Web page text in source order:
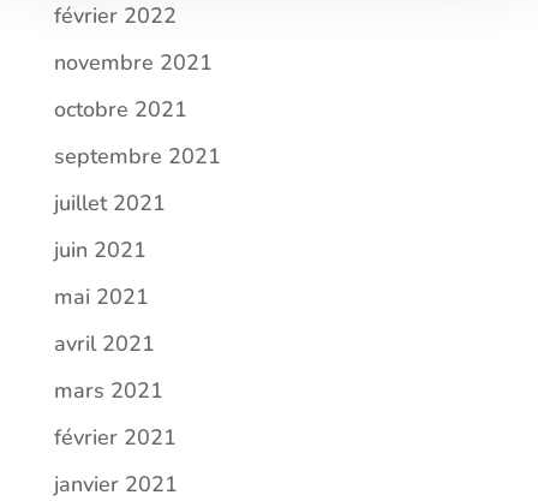
février 2022
novembre 2021
octobre 2021
septembre 2021
juillet 2021
juin 2021
mai 2021
avril 2021
mars 2021
février 2021
janvier 2021